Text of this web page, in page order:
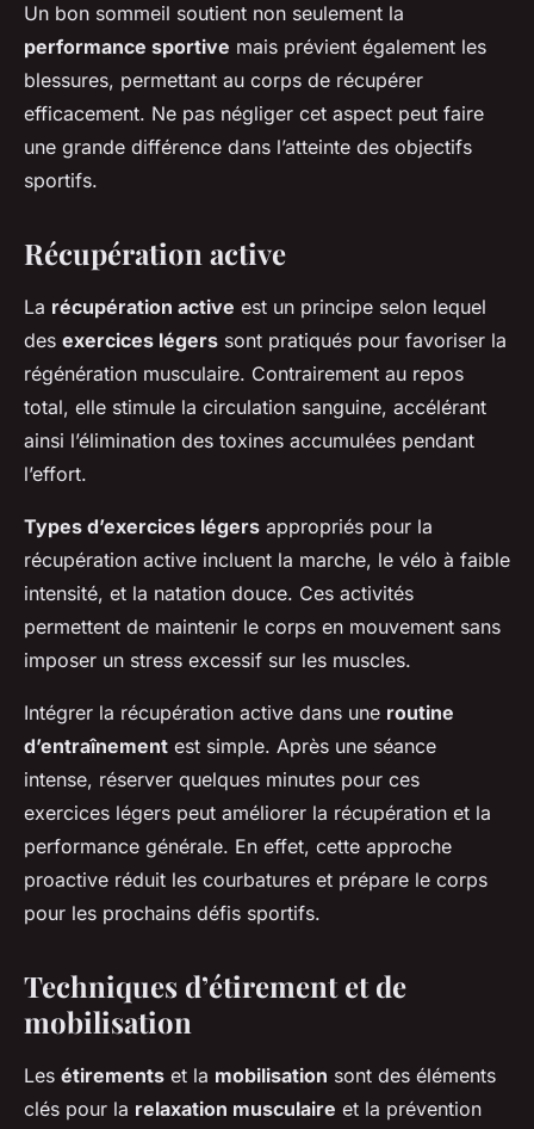
Un bon sommeil soutient non seulement la
performance sportive mais prévient également les
blessures, permettant au corps de récupérer
efficacement. Ne pas négliger cet aspect peut faire
une grande différence dans l’atteinte des objectifs
sportifs.
Récupération active
La récupération active est un principe selon lequel
des exercices légers sont pratiqués pour favoriser la
régénération musculaire. Contrairement au repos
total, elle stimule la circulation sanguine, accélérant
ainsi l’élimination des toxines accumulées pendant
l’effort.
Types d’exercices légers appropriés pour la
récupération active incluent la marche, le vélo à faible
intensité, et la natation douce. Ces activités
permettent de maintenir le corps en mouvement sans
imposer un stress excessif sur les muscles.
Intégrer la récupération active dans une routine
d’entraînement est simple. Après une séance
intense, réserver quelques minutes pour ces
exercices légers peut améliorer la récupération et la
performance générale. En effet, cette approche
proactive réduit les courbatures et prépare le corps
pour les prochains défis sportifs.
Techniques d’étirement et de
mobilisation
Les étirements et la mobilisation sont des éléments
clés pour la relaxation musculaire et la prévention